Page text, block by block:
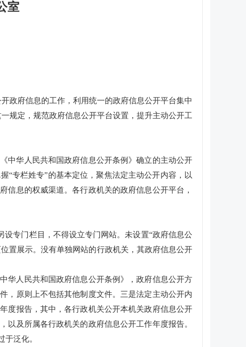
室
政府信息的工作，利用统一的政府信息公开平台集中
规定，规范政府信息公开平台设置，提升主动公开工
中华人民共和国政府信息公开条例》确立的主动公开
“专栏姓专”的基本定位，聚焦法定主动公开内容，以
信息的权威渠道。各行政机关的政府信息公开平台，
专门栏目，不得设立专门网站。未设置“政府信息公
置展示。没有单独网站的行政机关，其政府信息公开
华人民共和国政府信息公开条例》，政府信息公开方
，原则上不包括其他制度文件。三是法定主动公开内
度报告，其中，各行政机关公开本机关政府信息公开
及所属各行政机关的政府信息公开工作年度报告。
泛化。